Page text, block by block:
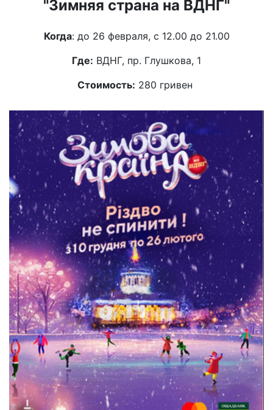
"Зимняя страна на ВДНГ"
Когда: до 26 февраля, с 12.00 до 21.00
Где: ВДНГ, пр. Глушкова, 1
Стоимость: 280 гривен